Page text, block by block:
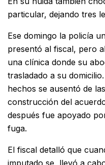
particular, dejando tres
Ese domingo la policía
presentó al fiscal, pero
una clínica donde su
trasladado a su
hechos se ausentó de
construcción del
después fue apoyado
fuga.
El fiscal detalló que
imputado se llevó a